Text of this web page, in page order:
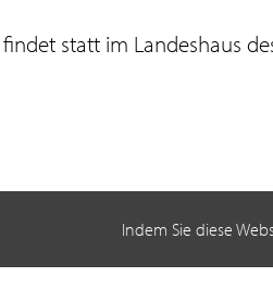
Indem Sie diese
statt im Landeshaus